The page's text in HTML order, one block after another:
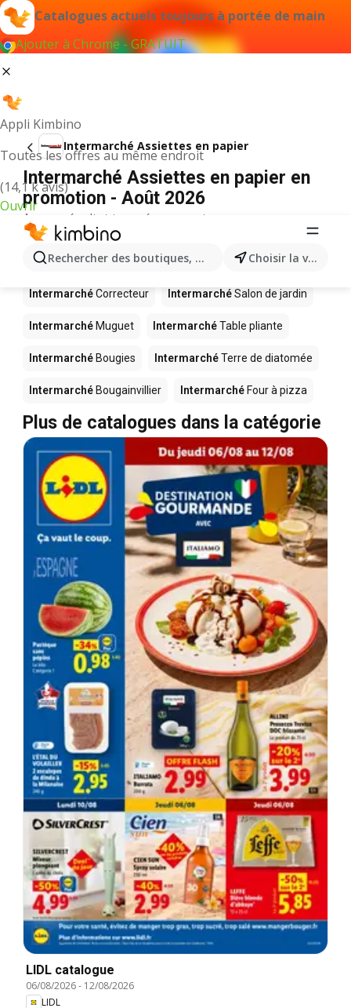
Catalogues actuels toujours à portée de main
Ajouter à Chrome - GRATUIT
Appli Kimbino
Toutes les offres au même endroit
(14,1 k avis)
Ouvrir
Rechercher des boutiques, des catégories, des Choisir la ville
Intermarché Assiettes en papier
Intermarché Assiettes en papier en
promotion - Août 2026
Aucun résultat trouvé pour ce terme.
D’autres produits dans les magasins
Intermarché
IntermarchéCorrecteur IntermarchéSalon de jardin
Intermarché Muguet IntermarchéTable pliante
Intermarché Bougies IntermarchéTerre de diatomée
Intermarché Bougainvillier Intermarché Four à pizza
Plus de catalogues dans la catégorie
LIDL catalogue
06/08/2026- 12/08/2026
LIDL